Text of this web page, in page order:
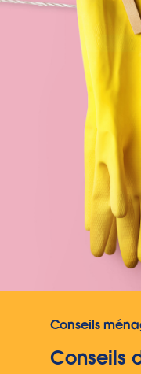
Conseils
Conseils